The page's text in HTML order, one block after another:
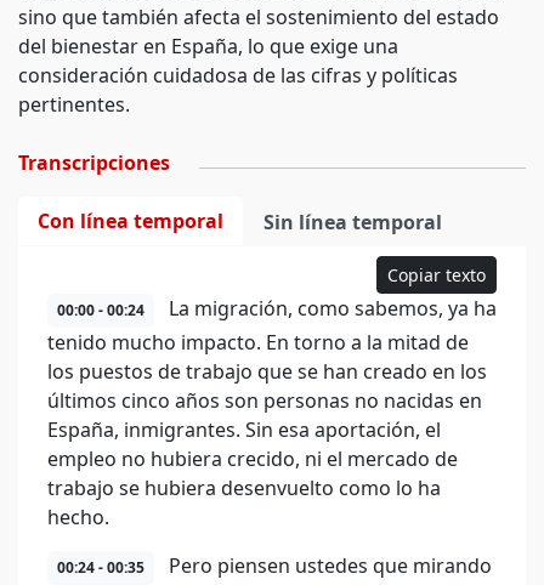
sino que también afecta el sostenimiento del estado
del bienestar en España, lo que exige una
consideración cuidadosa de las cifras y políticas
pertinentes.
Transcripciones
Con línea temporal Sin línea temporal
Copiar texto
00:00 - 00:24
La migración, como sabemos, ya ha
tenido mucho impacto. En torno a la mitad de
los puestos de trabajo que se han creado en los
últimos cinco años son personas no nacidas en
España, inmigrantes. Sin esa aportación, el
empleo no hubiera crecido, ni el mercado de
trabajo se hubiera desenvuelto como lo ha
hecho.
00:24 - 00:35
Pero piensen ustedes que mirando